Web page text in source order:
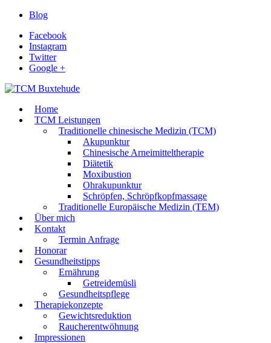
Blog
Facebook
Instagram
Twitter
Google +
Home
TCM Leistungen
Traditionelle chinesische Medizin (TCM)
Akupunktur
Chinesische Arneimitteltherapie
Diätetik
Moxibustion
Ohrakupunktur
Schröpfen, Schröpfkopfmassage
Traditionelle Europäische Medizin (TEM)
Über mich
Kontakt
Termin Anfrage
Honorar
Gesundheitstipps
Ernährung
Getreidemüsli
Gesundheitspflege
Therapiekonzepte
Gewichtsreduktion
Raucherentwöhnung
Impressionen